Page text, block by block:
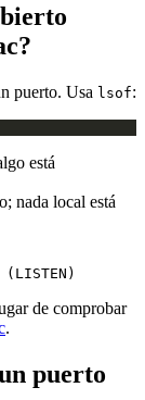
puerto. Usa lsof:
está
nada local está
de comprobar
.
puerto